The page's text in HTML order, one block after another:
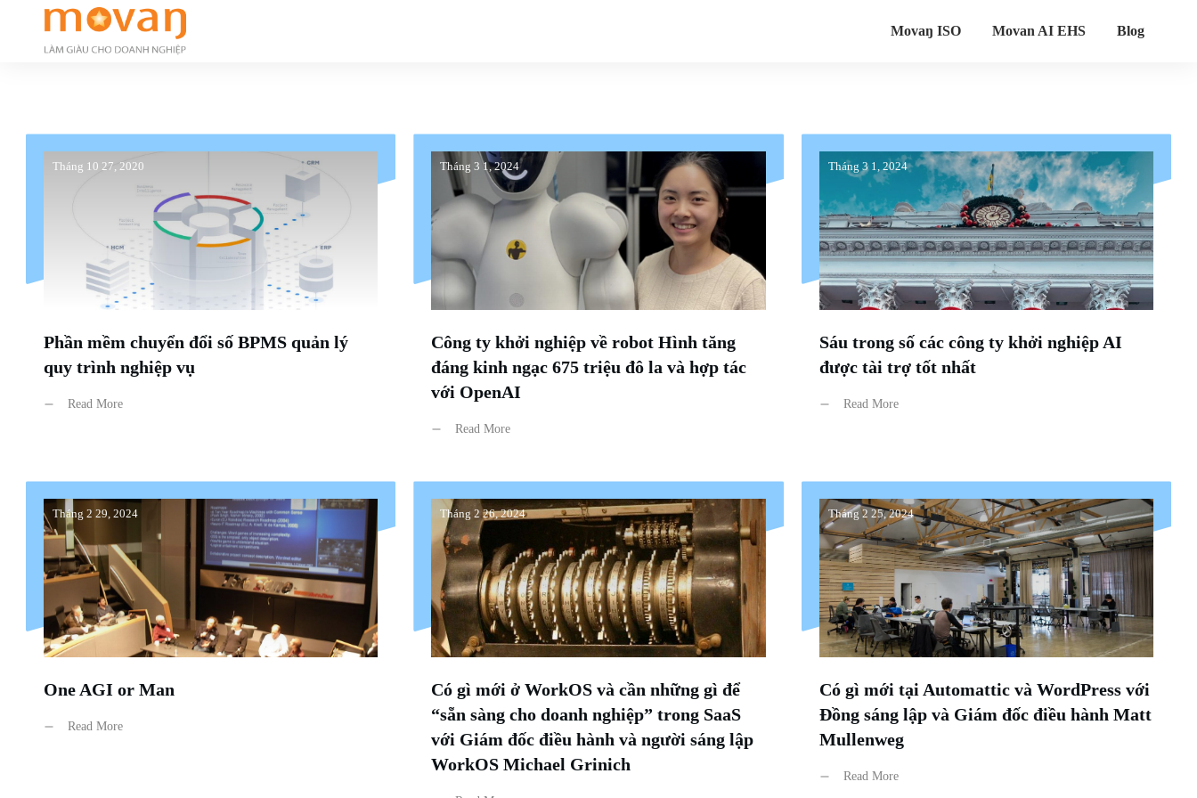
Movaŋ ISO Movan AI EHS Blog
Tháng 10 27, 2020
Phần mềm chuyển đổi số BPMS quản lý
quy trình nghiệp vụ
Read More
Tháng 3 1, 2024
Công ty khởi nghiệp về robot Hình tăng
đáng kinh ngạc 675 triệu đô la và hợp tác
với OpenAI
Read More
Tháng 3 1, 2024
Sáu trong số các công ty khởi nghiệp AI
được tài trợ tốt nhất
Read More
Tháng 2 29, 2024
One AGI or Man
Read More
Tháng 2 26, 2024
Có gì mới ở WorkOS và cần những gì để
“sẵn sàng cho doanh nghiệp” trong SaaS
với Giám đốc điều hành và người sáng lập
WorkOS Michael Grinich
Tháng 2 25, 2024
Có gì mới tại Automattic và WordPress với
Đồng sáng lập và Giám đốc điều hành Matt
Mullenweg
Read More